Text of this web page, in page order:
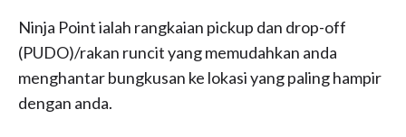
Ninja Point ialah rangkaian pickup dan drop-off
(PUDO)/rakan runcit yang memudahkan anda
menghantar bungkusan ke lokasi yang paling hampir
dengan anda.